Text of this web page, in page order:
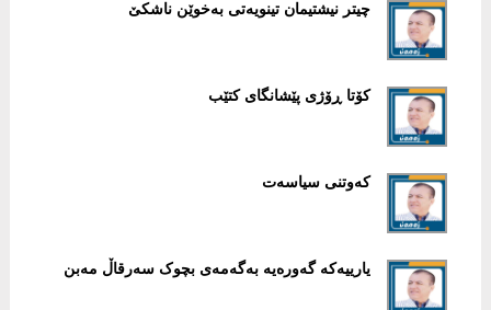
چیتر نیشتیمان تینویەتی بەخوێن ناشکێ
کۆتا ڕۆژی پێشانگای کتێب
کەوتنی سیاسەت
یارییەکە گەورەیە بەگەمەی بچوک سەرقاڵ مەبن